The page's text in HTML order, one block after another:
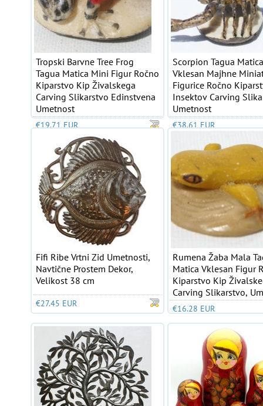
Tropski Barvne Tree Frog
Tagua Matica Mini Figur Ročno
Kiparstvo Kip Živalskega
Carving Slikarstvo Edinstvena
Umetnost
€19.71 EUR
Scorpion Tagua Matica
Vklesan Majhne
Figurice Ročno
Insektov Carving
Umetnost
€38.61 EUR
Fifi Ribe Vrtni Zid Umetnosti,
Navtične Prostem Dekor,
Velikost 38 cm
€27.45 EUR
Rumena Žaba Mala
Matica Vklesan Figur
Kiparstvo Kip
Carving Slikarstvo,
€16.28 EUR